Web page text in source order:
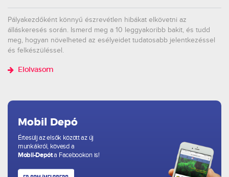
Pályakezdőként könnyű észrevétlen hibákat elkövetni az
álláskeresés során. Ismerd meg a 10 leggyakoribb bakit, és tudd
meg, hogyan növelheted az esélyeidet tudatosabb jelentkezéssel
és felkészüléssel.
Elolvasom
Mobil Depó
Értesülj az elsők között az új
munkákról, kövesd a
Mobil-Depóta Facebookon is!